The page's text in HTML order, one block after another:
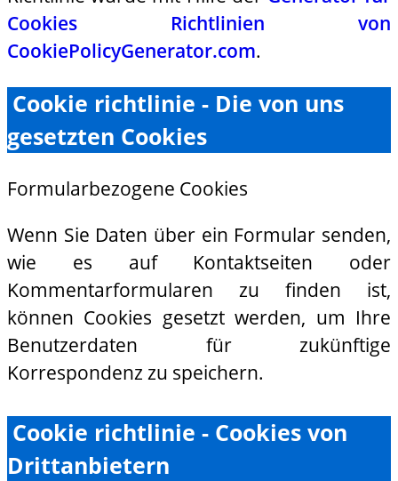
Cookies Richtlinien von
CookiePolicyGenerator.com.
Cookie richtlinie - Die von uns
gesetzten Cookies
Formularbezogene Cookies
Wenn Sie Daten über ein Formular senden,
wie es auf Kontaktseiten oder
Kommentarformularen zu finden ist,
können Cookies gesetzt werden, um Ihre
Benutzerdaten für zukünftige
Korrespondenz zu speichern.
Cookie richtlinie - Cookies von
Drittanbietern